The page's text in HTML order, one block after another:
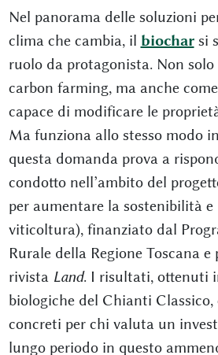
Nel panorama delle soluzioni
clima che cambia, il biocharsi
ruolo da protagonista. Non
carbon farming, ma anche
capace di modificare le
Ma funziona allo stesso modo
questa domanda prova a
condotto nell’ambito del
per aumentare la sostenibilità
viticoltura), finanziato dal
Rurale della Regione Toscana
rivista Land. I risultati, ottenuti
biologiche del Chianti
concreti per chi valuta un
lungo periodo in questo